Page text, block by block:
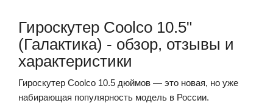
Гироскутер Сoolco 10.5"
(Галактика) - обзор, отзывы и
характеристики
Гироскутер Coolco 10.5 дюймов — это новая, но уже
набирающая популярность модель в России.